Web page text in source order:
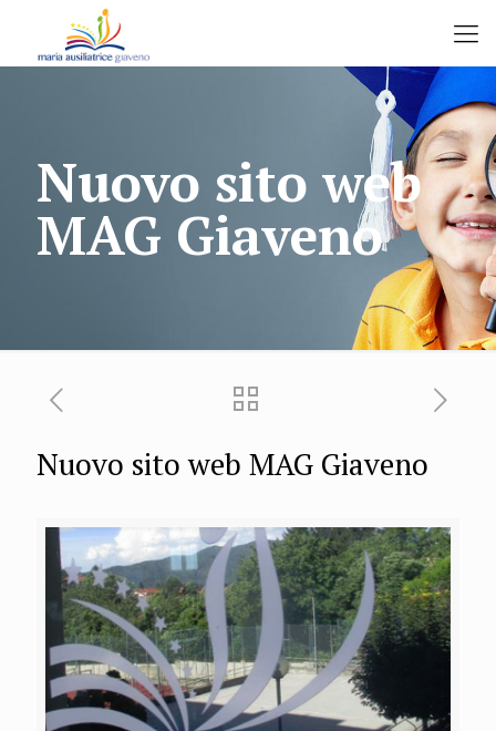
Nuovo sito web
MAG Giaveno
Nuovo sito web MAG Giaveno